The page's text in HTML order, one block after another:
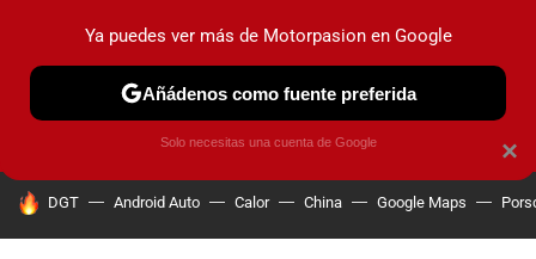
PRUEBAS COCHES ELÉCTRICOS OBSERVATORIO
HOY SE HABLA DE
DGT Android Auto Calor China Google Maps
×
Ya puedes ver más de Motorpasion en Google
Añádenos como fuente preferida
Solo necesitas una cuenta de Google